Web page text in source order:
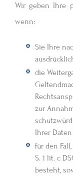
Wir geben Ihre
wenn:
Sie Ihre
die
zur
Ihrer
für den
S. 1 lit. c
besteht,